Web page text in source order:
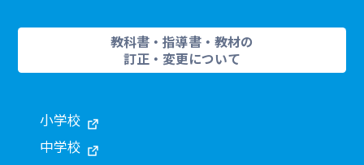
教科書・指導書・教材の
訂正・変更について
小学校
中学校